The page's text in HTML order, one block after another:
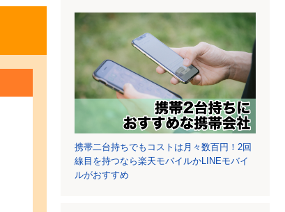
携帯二台持ちでもコストは月々数百円！2回
線目を持つなら楽天モバイルかLINEモバイ
ルがおすすめ